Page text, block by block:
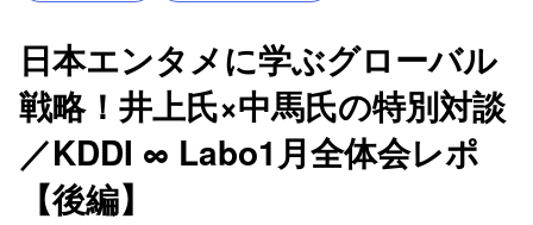
日本エンタメに学ぶグローバル
戦略！井上氏×中馬氏の特別対談
／KDDI ∞ Labo1月全体会レポ
【後編】